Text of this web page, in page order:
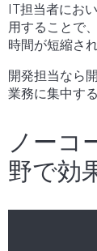
IT担当者にお
用することで
時間が短縮さ
開発担当なら
業務に集中す
ノーコ
野で効